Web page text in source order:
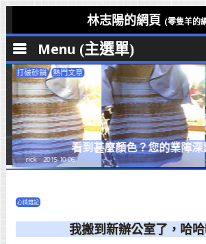
to
content
林志陽的網頁 (零隻羊的
Menu
打破砂鍋 熱門文章
看到甚麼顏色？您的業障深重
rick 2015-10-06
心情雜記
我搬到新辦公室了，哈哈